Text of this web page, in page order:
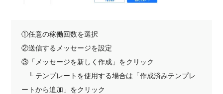
①任意の稼働回数を選択
②送信するメッセージを設定
③「メッセージを新しく作成」をクリック
└ テンプレートを使用する場合は「作成済みテンプレ
ートから追加」をクリック